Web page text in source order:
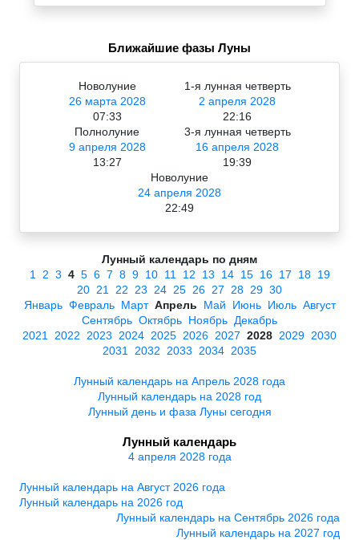
Ближайшие фазы Луны
Новолуние
26 марта 2028
07:33
1-я лунная четверть
2 апреля 2028
22:16
Полнолуние
9 апреля 2028
13:27
3-я лунная четверть
16 апреля 2028
19:39
Новолуние
24 апреля 2028
22:49
Лунный календарь по дням
1
2 3 4 5 6 7 8 9 10 11 12 13 14 15 16 17 18 19
20 21 22 23 24 25 26 27 28 29 30
Январь Февраль Март Апрель Май Июнь Июль Август
Сентябрь Октябрь Ноябрь Декабрь
2021
2022 2023 2024 2025 2026 2027 2028 2029 2030
2031
2032 2033 2034 2035
Лунный календарь на Апрель 2028 года
Лунный календарь на 2028 год
Лунный день и фаза Луны сегодня
Лунный календарь
4 апреля 2028 года
Лунный календарь на Август 2026 года
Лунный календарь на 2026 год
Лунный календарь на Сентябрь 2026 года
Лунный календарь на 2027 год